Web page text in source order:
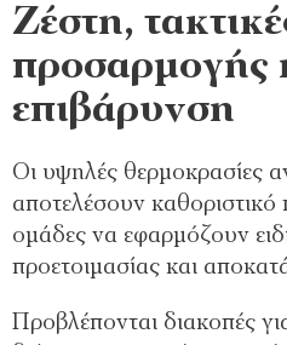
Ζέστη,
προσαρμογής
επιβάρυνση
Οι υψηλές θερμοκρασίες
αποτελέσουν καθοριστικό
ομάδες να εφαρμόζουν
προετοιμασίας και
Προβλέπονται διακοπές